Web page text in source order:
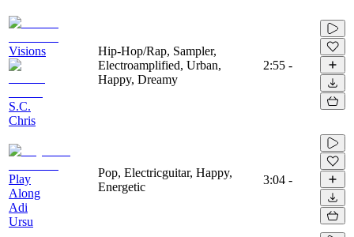
Visions
S.C.
Chris
Hip-Hop/Rap, Sampler,
Electroamplified, Urban,
Happy, Dreamy
2:55 -
Play
Along
Adi
Ursu
Pop, Electricguitar, Happy,
Energetic
3:04 -